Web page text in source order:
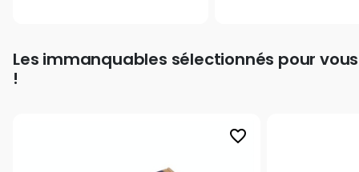
Les immanquables sélectionnés pour vous
!
favorite_border